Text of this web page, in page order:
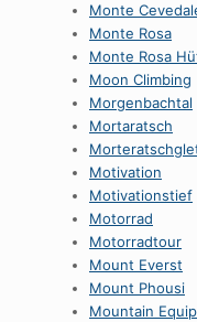
Monte
Monte Rosa
Monte Rosa
Moon Climbing
Morgenbachtal
Mortaratsch
Motivation
Motivationstief
Motorrad
Motorradtour
Mount Everst
Mount Phousi
Mountain